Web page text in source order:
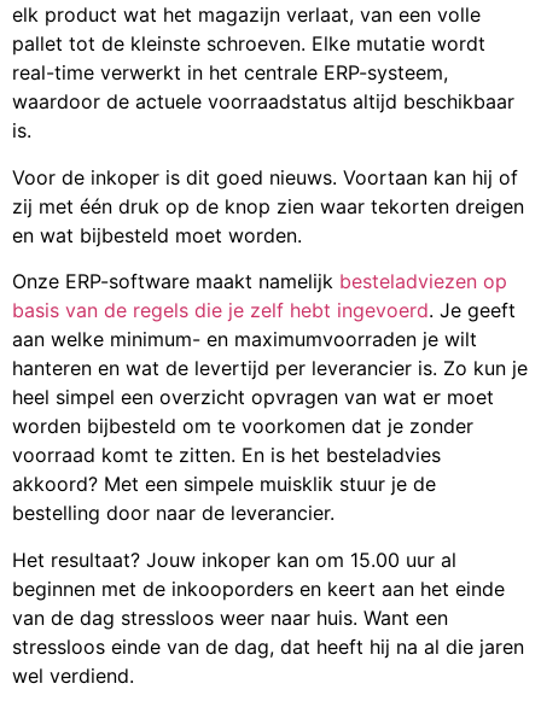
elk product wat het magazijn verlaat, van een volle
pallet tot de kleinste schroeven. Elke mutatie wordt
real-time verwerkt in het centrale ERP-systeem,
waardoor de actuele voorraadstatus altijd beschikbaar
is.
Voor de inkoper is dit goed nieuws. Voortaan kan hij of
zij met één druk op de knop zien waar tekorten dreigen
en wat bijbesteld moet worden.
Onze ERP-software maakt namelijk besteladviezen op
basis van de regels die je zelf hebt ingevoerd. Je geeft
aan welke minimum- en maximumvoorraden je wilt
hanteren en wat de levertijd per leverancier is. Zo kun je
heel simpel een overzicht opvragen van wat er moet
worden bijbesteld om te voorkomen dat je zonder
voorraad komt te zitten. En is het besteladvies
akkoord? Met een simpele muisklik stuur je de
bestelling door naar de leverancier.
Het resultaat? Jouw inkoper kan om 15.00 uur al
beginnen met de inkooporders en keert aan het einde
van de dag stressloos weer naar huis. Want een
stressloos einde van de dag, dat heeft hij na al die jaren
wel verdiend.